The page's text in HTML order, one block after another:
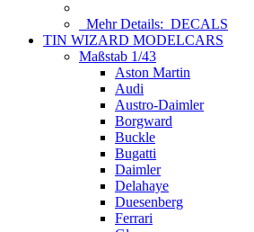
Mehr Details: DECALS
TIN WIZARD MODELCARS
Maßstab 1/43
Aston Martin
Audi
Austro-Daimler
Borgward
Buckle
Bugatti
Daimler
Delahaye
Duesenberg
Ferrari